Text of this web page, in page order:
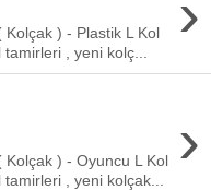
›
Kolçak ) - Plastik L Kol
tamirleri , yeni kolç...
›
Kolçak ) - Oyuncu L Kol
, yeni kolçak...